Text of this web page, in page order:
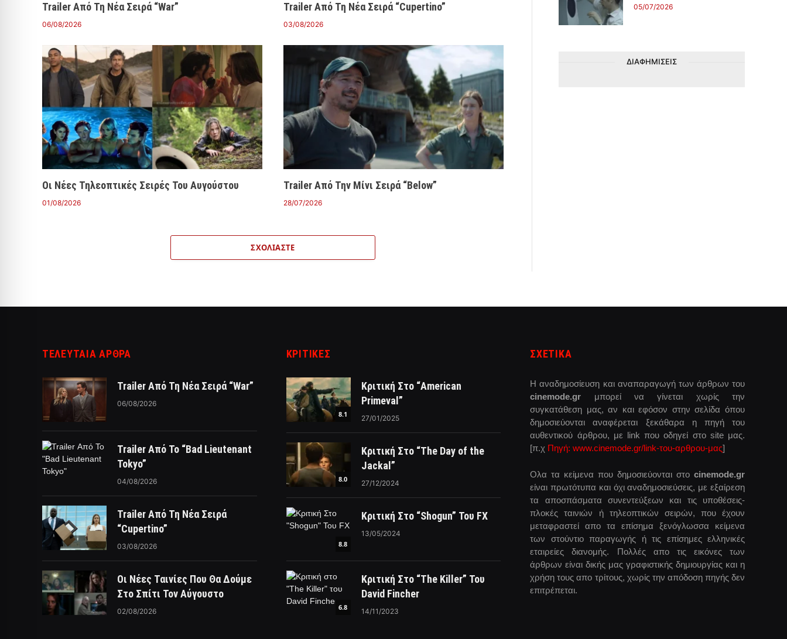
Trailer Από Τη Νέα Σειρά “War”
06/08/2026
Trailer Από Τη Νέα Σειρά “Cupertino”
03/08/2026
Οι Νέες Τηλεοπτικές Σειρές Του Αυγούστου
01/08/2026
Trailer Από Την Μίνι Σειρά “Below”
28/07/2026
ΣΧΟΛΙΆΣΤΕ
05/07/2026
ΔΙΑΦΗΜΙΣΕΙΣ
ΤΕΛΕΥΤΑΙΑ ΑΡΘΡΑ
Trailer Από Τη Νέα Σειρά “War”
06/08/2026
Trailer Από Το “Bad Lieutenant
Tokyo”
04/08/2026
Trailer Από Τη Νέα Σειρά
“Cupertino”
03/08/2026
Οι Νέες Ταινίες Που Θα Δούμε
Στο Σπίτι Τον Αύγουστο
02/08/2026
ΚΡΙΤΙΚΈΣ
8.1
Κριτική Στο “American
Primeval”
27/01/2025
8.0
Κριτική Στο “The Day of the
Jackal”
27/12/2024
8.8
Κριτική Στο “Shogun” Του FX
13/05/2024
6.8
Κριτική Στο “The Killer” Του
David Fincher
14/11/2023
ΣΧΕΤΙΚΑ
Η αναδημοσίευση και αναπαραγωγή των άρθρων του
cinemode.gr μπορεί να γίνεται χωρίς την
συγκατάθεση μας, αν και εφόσον στην σελίδα όπου
δημοσιεύονται αναφέρεται ξεκάθαρα η πηγή του
αυθεντικού άρθρου, με link που οδηγεί στο site μας.
[π.χ Πηγή: www.cinemode.gr/link-του-αρθρου-μας]
Ολα τα κείμενα που δημοσιεύονται στο cinemode.gr
είναι πρωτότυπα και όχι αναδημοσιεύσεις, με εξαίρεση
τα αποσπάσματα συνεντεύξεων και τις υποθέσεις-
πλοκές ταινιών ή τηλεοπτικών σειρών, που έχουν
μεταφραστεί απο τα επίσημα ξενόγλωσσα κείμενα
των στούντιο παραγωγής ή τις επίσημες ελληνικές
εταιρείες διανομής. Πολλές απο τις εικόνες των
άρθρων είναι δικής μας γραφιστικής δημιουργίας και η
χρήση τους απο τρίτους, χωρίς την απόδοση πηγής δεν
επιτρέπεται.